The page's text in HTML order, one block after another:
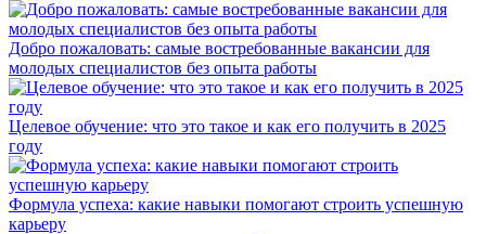
Добро пожаловать: самые востребованные вакансии для
молодых специалистов без опыта работы
Целевое обучение: что это такое и как его получить в 2025
году
Формула успеха: какие навыки помогают строить успешную
карьеру